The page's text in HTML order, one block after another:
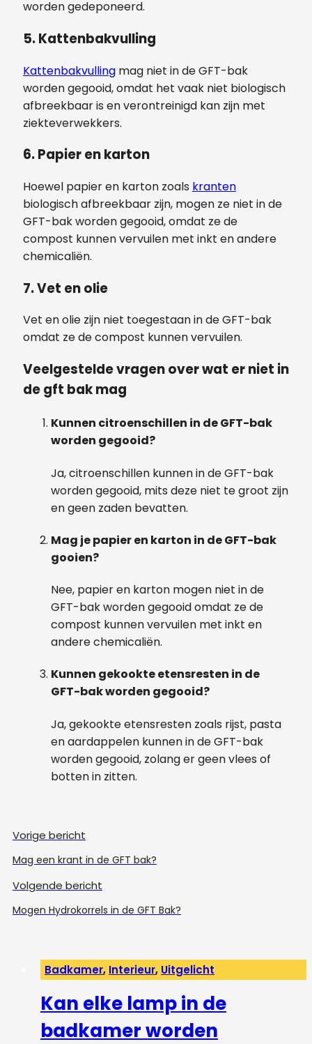
worden gedeponeerd.
5. Kattenbakvulling
Kattenbakvulling mag niet in de GFT-bak
worden gegooid, omdat het vaak niet biologisch
afbreekbaar is en verontreinigd kan zijn met
ziekteverwekkers.
6. Papier en karton
Hoewel papier en karton zoals kranten
biologisch afbreekbaar zijn, mogen ze niet in de
GFT-bak worden gegooid, omdat ze de
compost kunnen vervuilen met inkt en andere
chemicaliën.
7. Vet en olie
Vet en olie zijn niet toegestaan in de GFT-bak
omdat ze de compost kunnen vervuilen.
Veelgestelde vragen over wat er niet in
de gft bak mag
Kunnen citroenschillen in de GFT-bak
worden gegooid?
Ja, citroenschillen kunnen in de GFT-bak
worden gegooid, mits deze niet te groot zijn
en geen zaden bevatten.
Mag je papier en karton in de GFT-bak
gooien?
Nee, papier en karton mogen niet in de
GFT-bak worden gegooid omdat ze de
compost kunnen vervuilen met inkt en
andere chemicaliën.
Kunnen gekookte etensresten in de
GFT-bak worden gegooid?
Ja, gekookte etensresten zoals rijst, pasta
en aardappelen kunnen in de GFT-bak
worden gegooid, zolang er geen vlees of
botten in zitten.
Vorige bericht
Mag een krant in de GFT bak?
Volgende bericht
Mogen Hydrokorrels in de GFT Bak?
Badkamer, Interieur, Uitgelicht
Kan elke lamp in de
badkamer worden